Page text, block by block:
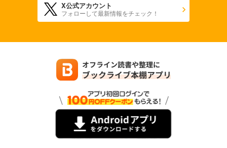
X公式アカウント
フォローして最新情報をチェック！